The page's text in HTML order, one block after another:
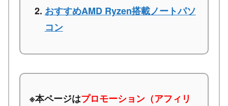
おすすめAMD Ryzen搭載ノートパソ
コン
※本ページはプロモーション（アフィリ